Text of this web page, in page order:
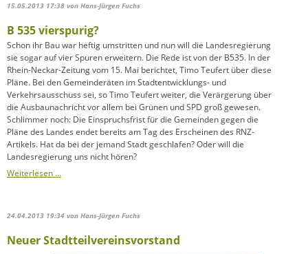
nun
mitreden
15.05.2013 17:38 von Hans-Jürgen Fuchs
B 535 vierspurig?
Schon ihr Bau war heftig umstritten und nun will die Landesregierung
sie sogar auf vier Spuren erweitern. Die Rede ist von der B535. In der
Rhein-Neckar-Zeitung vom 15. Mai berichtet, Timo Teufert über diese
Pläne. Bei den Gemeinderäten im Stadtentwicklungs- und
Verkehrsausschuss sei, so Timo Teufert weiter, die Verärgerung über
die Ausbaunachricht vor allem bei Grünen und SPD groß gewesen.
Schlimmer noch: Die Einspruchsfrist für die Gemeinden gegen die
Pläne des Landes endet bereits am Tag des Erscheinen des RNZ-
Artikels. Hat da bei der jemand Stadt geschlafen? Oder will die
Landesregierung uns nicht hören?
Weiterlesen …B
24.04.2013 19:34 von Hans-Jürgen Fuchs
Neuer Stadtteilvereinsvorstand